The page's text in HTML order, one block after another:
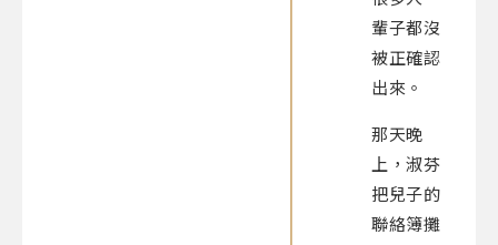
輩子都沒
被正確認
出來。
那天晚
上，淑芬
把兒子的
聯絡簿攤